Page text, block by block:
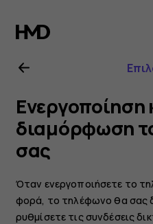
Οδηγίες
χρήσης
Nokia
4.2
Ενεργοποίηση
διαμόρφωση
σας
Όταν ενεργοποιήσετε το
φορά, το τηλέφωνο θα σας
ρυθμίσετε τις συνδέσεις